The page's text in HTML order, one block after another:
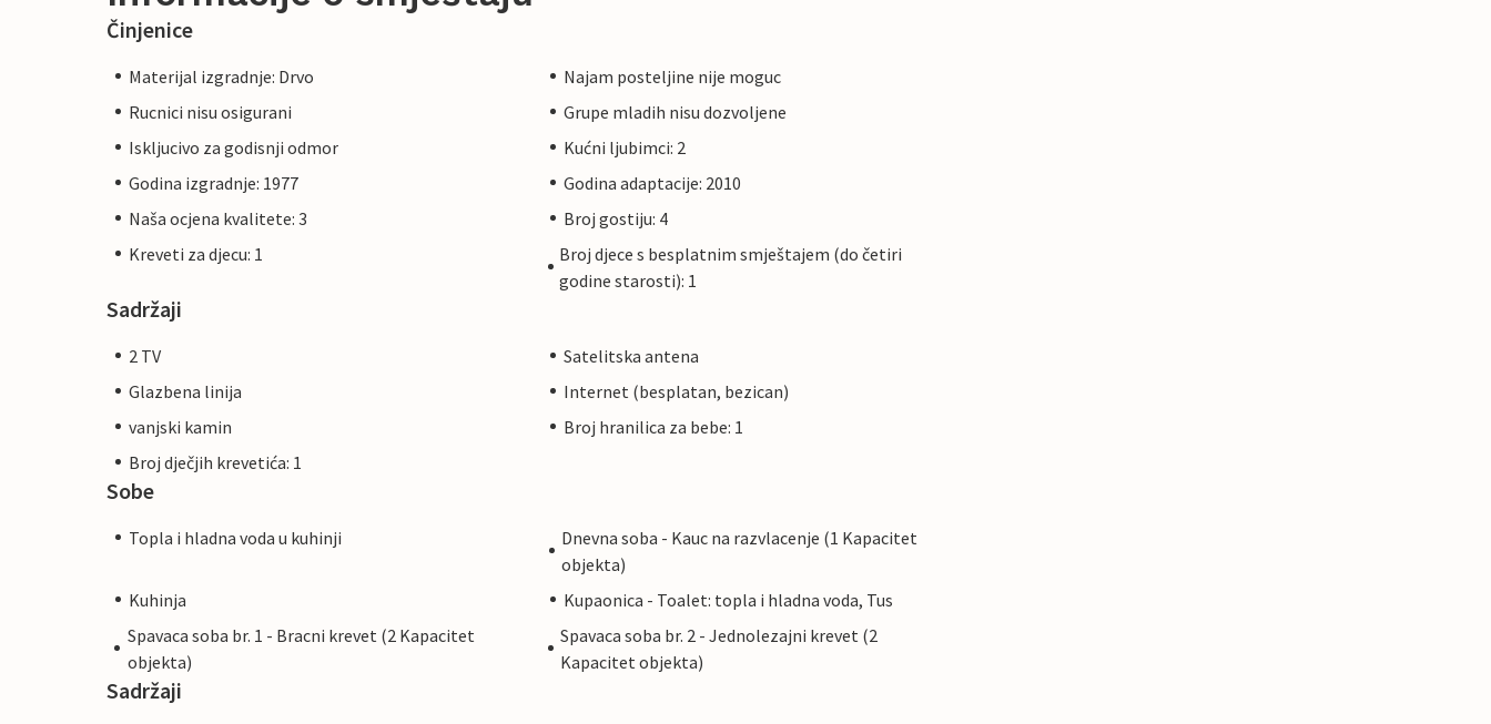
Činjenice
Materijal izgradnje: Drvo
Najam posteljine nije moguc
Rucnici nisu osigurani
Grupe mladih nisu dozvoljene
Iskljucivo za godisnji odmor
Kućni ljubimci: 2
Godina izgradnje: 1977
Godina adaptacije: 2010
Naša ocjena kvalitete: 3
Broj gostiju: 4
Kreveti za djecu: 1
Broj djece s besplatnim smještajem (do četiri
godine starosti): 1
Sadržaji
2 TV
Satelitska antena
Glazbena linija
Internet (besplatan, bezican)
vanjski kamin
Broj hranilica za bebe: 1
Broj dječjih krevetića: 1
Sobe
Topla i hladna voda u kuhinji
Dnevna soba - Kauc na razvlacenje (1 Kapacitet
objekta)
Kuhinja
Kupaonica - Toalet: topla i hladna voda, Tus
Spavaca soba br. 1 - Bracni krevet (2 Kapacitet
objekta)
Spavaca soba br. 2 - Jednolezajni krevet (2
Kapacitet objekta)
Sadržaji